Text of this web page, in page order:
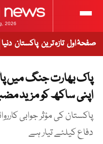
2026
صفحۂ اول تازہ ترین پاکستان دنیا
پاک بھارت جنگ میں
اپنی ساکھ کو مزید
پاکستان کی مؤثر جوابی
دفاع کیلئے تیار ہے